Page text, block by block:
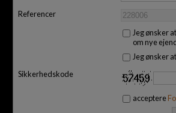
Referencer
Jeg ønsker
om nye
Jeg ønsker
Sikkerhedskode
acceptere